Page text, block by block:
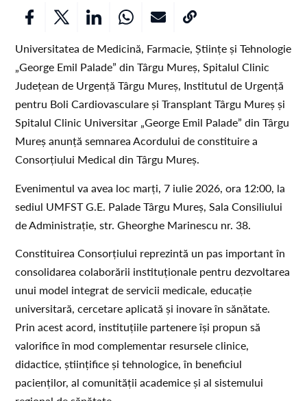
Universitatea de Medicină, Farmacie, Științe și Tehnologie
„George Emil Palade” din Târgu Mureș, Spitalul Clinic
Județean de Urgență Târgu Mureș, Institutul de Urgență
pentru Boli Cardiovasculare și Transplant Târgu Mureș și
Spitalul Clinic Universitar „George Emil Palade” din Târgu
Mureș anunță semnarea Acordului de constituire a
Consorțiului Medical din Târgu Mureș.
Evenimentul va avea loc marți, 7 iulie 2026, ora 12:00, la
sediul UMFST G.E. Palade Târgu Mureș, Sala Consiliului
de Administrație, str. Gheorghe Marinescu nr. 38.
Constituirea Consorțiului reprezintă un pas important în
consolidarea colaborării instituționale pentru dezvoltarea
unui model integrat de servicii medicale, educație
universitară, cercetare aplicată și inovare în sănătate.
Prin acest acord, instituțiile partenere își propun să
valorifice în mod complementar resursele clinice,
didactice, științifice și tehnologice, în beneficiul
pacienților, al comunității academice și al sistemului